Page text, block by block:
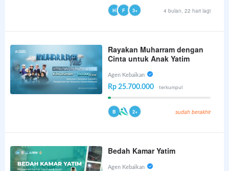
H F 3+ 4 bulan, 22 hari lagi
Rayakan Muharram dengan
Cinta untuk Anak Yatim
Agen Kebaikan
Rp 25.700.000 terkumpul
B 2+ sudah berakhir
Bedah Kamar Yatim
Agen Kebaikan